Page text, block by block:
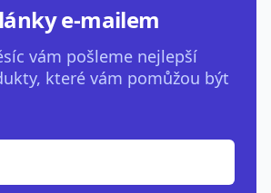
e-mailem
vám pošleme nejlepší
které vám pomůžou být